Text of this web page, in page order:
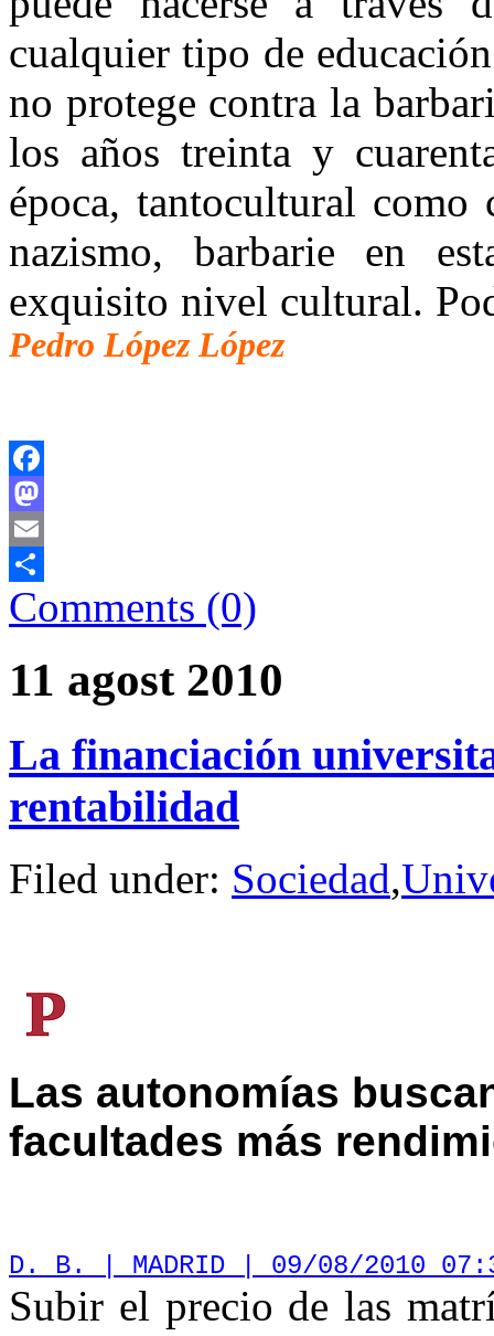
cualquier tipo de
no protege contra la
los años treinta y
época, tantocultural
nazismo, barbarie en
exquisito nivel cultural.
Pedro López López
Facebook
Mastodon
Email
Comparteix
Comments (0)
11 agost 2010
La financiación
rentabilidad
Filed under: Sociedad,
Las autonomías
facultades más
D. B. | MADRID | 09/08/2010
Subir el precio de las